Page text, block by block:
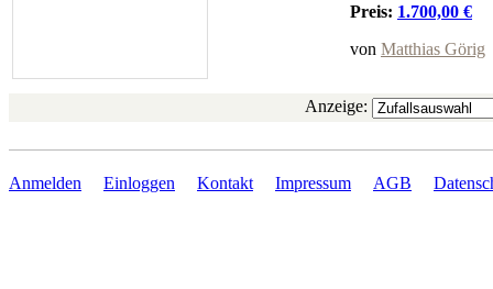
Preis: 1.700,00 €
von Matthias Görig
Anzeige:
Anmelden Einloggen Kontakt Impressum AGB